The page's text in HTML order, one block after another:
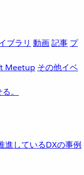
ブラリ 動画記事 プ
Meetup その他イベ
進しているDXの事例